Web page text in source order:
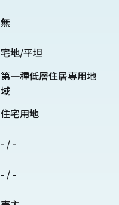
無
宅地/平坦
第一種低層住居専用地
域
住宅用地
- / -
- / -